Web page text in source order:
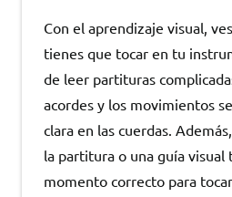
Con el aprendizaje visual,
tienes que tocar en tu
de leer partituras
acordes y los movimientos
clara en las cuerdas.
la partitura o una guía visual
momento correcto para